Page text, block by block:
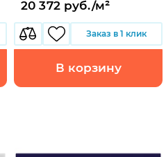
20 372 руб./м²
Заказ в 1 клик
В корзину